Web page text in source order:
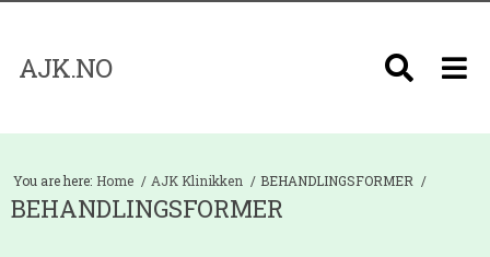
AJK.NO
You are here: Home AJK Klinikken BEHANDLINGSFORMER
BEHANDLINGSFORMER